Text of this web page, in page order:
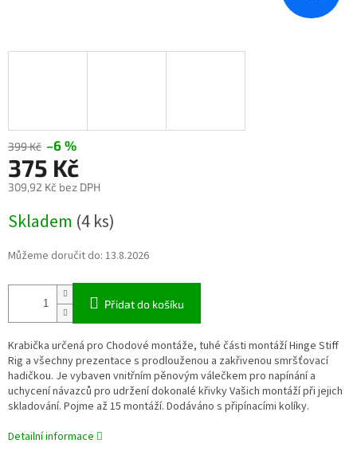
399 Kč –6 %
375 Kč
309,92 Kč bez DPH
cena:
Skladem (4 ks)
Můžeme doručit do: 13.8.2026
Přidat do košíku
Krabička určená pro Chodové montáže, tuhé části montáží Hinge Stiff
Rig a všechny prezentace s prodlouženou a zakřivenou smršťovací
hadičkou. Je vybaven vnitřním pěnovým válečkem pro napínání a
uchycení návazců pro udržení dokonalé křivky Vašich montáží při jejich
skladování. Pojme až 15 montáží. Dodáváno s připínacími kolíky.
Detailní informace